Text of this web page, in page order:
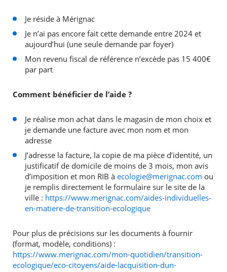
Je réside à Mérignac
Je n’ai pas encore fait cette demande entre 2024 et
aujourd’hui (une seule demande par foyer)
Mon revenu fiscal de référence n’excède pas 15 400€
par part
Comment bénéficier de l’aide ?
Je réalise mon achat dans le magasin de mon choix et
je demande une facture avec mon nom et mon
adresse
J’adresse la facture, la copie de ma pièce d’identité, un
justificatif de domicile de moins de 3 mois, mon avis
d’imposition et mon RIB àecologie@merignac.com ou
je remplis directement le formulaire sur le site de la
ville : https://www.merignac.com/aides-individuelles-
en-matiere-de-transition-ecologique
Pour plus de précisions sur les documents à fournir
(format, modèle, conditions) :
https://www.merignac.com/mon-quotidien/transition-
ecologique/eco-citoyens/aide-lacquisition-dun-